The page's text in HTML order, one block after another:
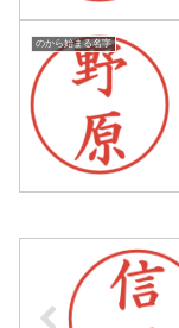
のから始まる名字